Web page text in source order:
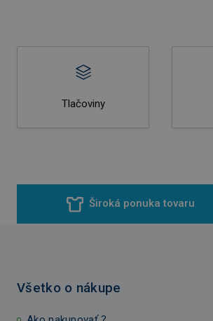
Tlačoviny
Široká ponuka tovaru
Všetko o nákupe